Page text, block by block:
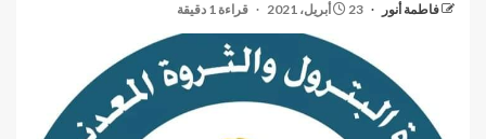
فاطمة أنور 23 أبريل، 2021 قراءة 1 دقيقة